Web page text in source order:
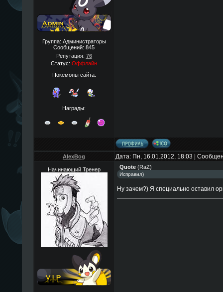
Группа: Администраторы
Сообщений: 845
Репутация: 76
Статус: Оффлайн
Покемоны сайта:
Награды:
AlexBog Дата: Пн, 16.01.2012, 18:03 |
Начинающий Тренер Quote(RaZ)
Исправил)
Ну зачем?) Я специально оставил